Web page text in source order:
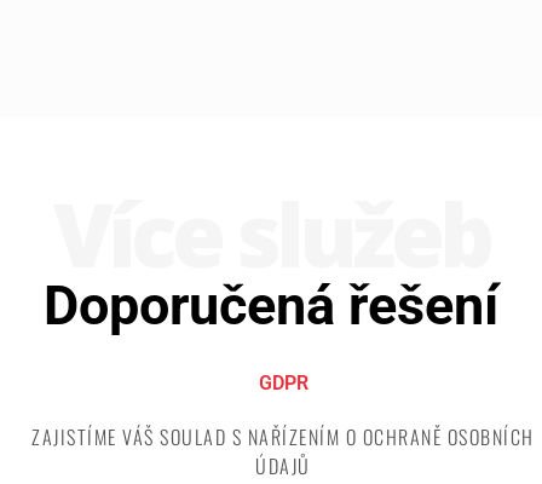
Doporučená řešení
GDPR
ZAJISTÍME VÁŠ SOULAD S NAŘÍZENÍM O OCHRANĚ OSOBNÍCH
ÚDAJŮ